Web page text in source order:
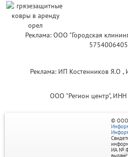
Реклама: ООО "Городская
5754006405
Реклама: ИП Костенников Я.О
ООО "Регион центр",
© ООО
ИА №